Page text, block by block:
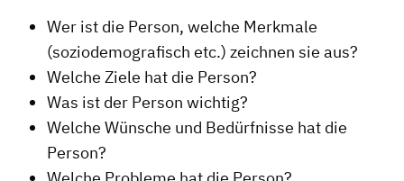
Stadtmarketing
Handlungsräume
Netzwerkmanagement
Stadtraumgestaltung
Wer ist die Person, welche Merkmale
(soziodemografisch etc.) zeichnen sie aus?
Welche Ziele hat die Person?
Was ist der Person wichtig?
Welche Wünsche und Bedürfnisse hat die
Person?